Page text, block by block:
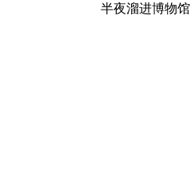
半夜溜进博物馆